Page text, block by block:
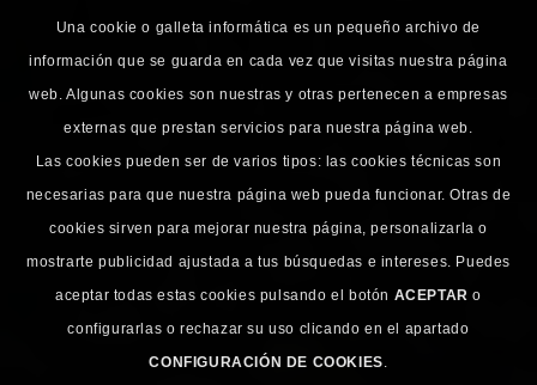
Una cookie o galleta informática es un pequeño archivo de
información que se guarda en cada vez que visitas nuestra página
web. Algunas cookies son nuestras y otras pertenecen a empresas
externas que prestan servicios para nuestra página web.
Las cookies pueden ser de varios tipos: las cookies técnicas son
necesarias para que nuestra página web pueda funcionar. Otras de
cookies sirven para mejorar nuestra página, personalizarla o
mostrarte publicidad ajustada a tus búsquedas e intereses. Puedes
aceptar todas estas cookies pulsando el botón ACEPTAR o
configurarlas o rechazar su uso clicando en el apartado
CONFIGURACIÓN DE COOKIES.